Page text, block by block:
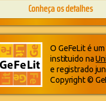
Conheça os detalhes
O GeFeLit é
instituido na
e registrado
Copyright ©